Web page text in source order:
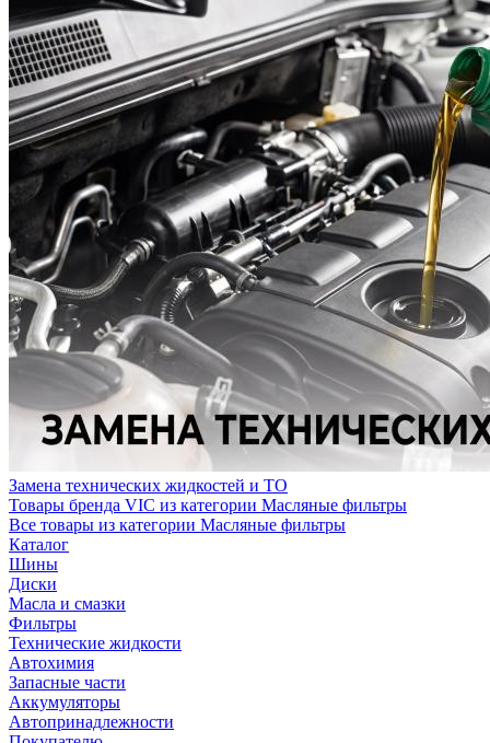
Замена технических жидкостей и ТО
Товары бренда VIC из категории Масляные фильтры
Все товары из категории Масляные фильтры
Каталог
Шины
Диски
Масла и смазки
Фильтры
Технические жидкости
Автохимия
Запасные части
Аккумуляторы
Автопринадлежности